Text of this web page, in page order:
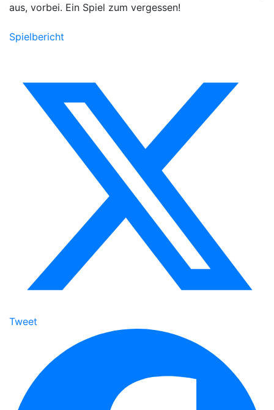
aus, vorbei. Ein Spiel zum vergessen!
Spielbericht
Tweet